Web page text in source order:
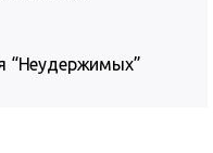
“Неудержимых”